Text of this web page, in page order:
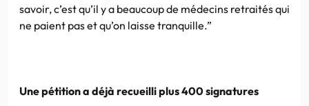
savoir, c’est qu’il y a beaucoup de médecins retraités qui
ne paient pas et qu’on laisse tranquille.”
Une pétition a déjà recueilli plus 400 signatures